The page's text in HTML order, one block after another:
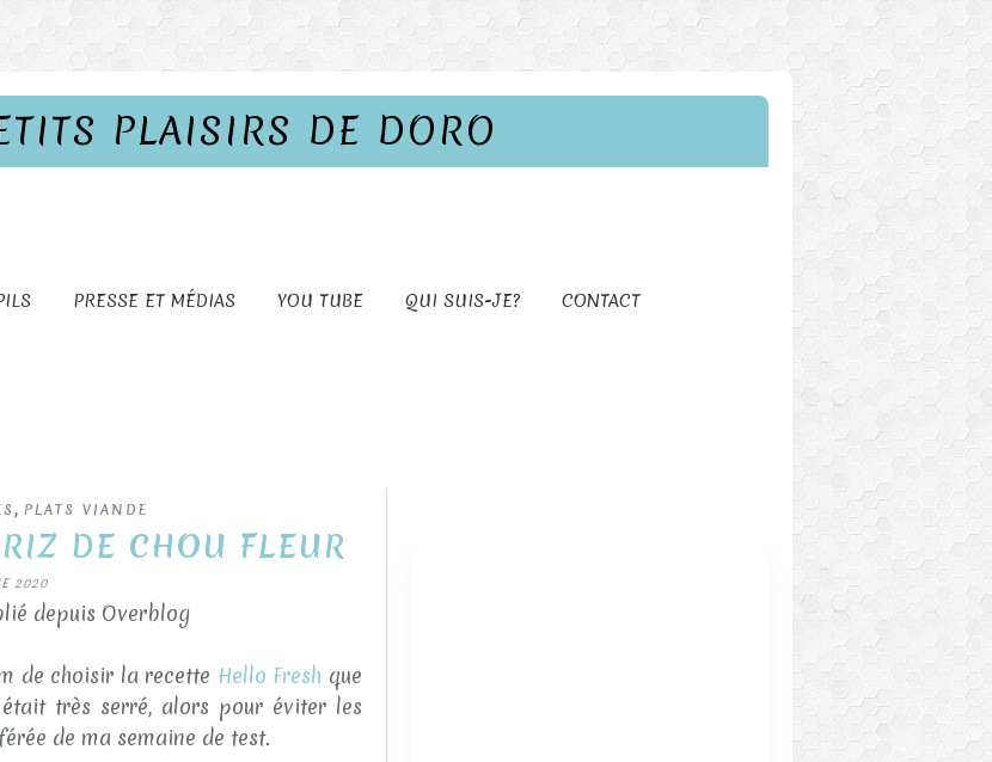
PLAISIRS DE DORO
PRESSE ET MÉDIAS YOU TUBE QUI SUIS-JE? CONTACT
, PLATS VIANDE
DE CHOU FLEUR
2020
depuis Overblog
de choisir la recette Hello Fresh que
très serré, alors pour éviter les
de ma semaine de test.